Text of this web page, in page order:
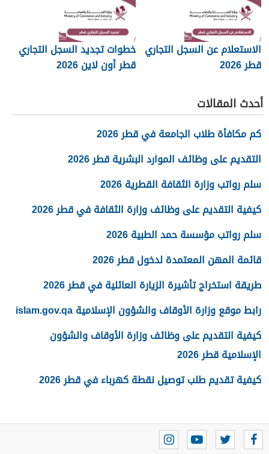
الاستعلام عن السجل التجاري
قطر 2026
خطوات تجديد السجل التجاري
قطر أون لاين 2026
أحدث المقالات
كم مكافأة طلاب الجامعة في قطر 2026
التقديم على وظائف الموارد البشرية قطر 2026
سلم رواتب وزارة الثقافة القطرية 2026
كيفية التقديم على وظائف وزارة الثقافة في قطر 2026
سلم رواتب مؤسسة حمد الطبية 2026
قائمة المهن المعتمدة لدخول قطر 2026
طريقة استخراج تأشيرة الزيارة العائلية في قطر 2026
رابط موقع وزارة الأوقاف والشؤون الإسلامية islam.gov.qa
كيفية التقديم على وظائف وزارة الأوقاف والشؤون
الإسلامية قطر 2026
كيفية تقديم طلب توصيل نقطة كهرباء في قطر 2026